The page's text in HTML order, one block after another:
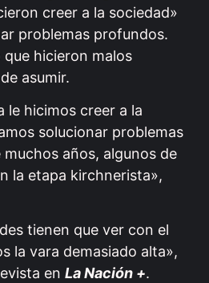
creer a la sociedad»
problemas profundos.
hicieron malos
asumir.
le hicimos creer a la
solucionar problemas
años, algunos de
la etapa kirchnerista»,
tienen que ver con el
la vara demasiado alta»,
en La Nación +.